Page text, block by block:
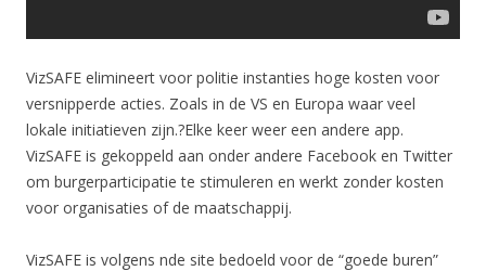
VizSAFE elimineert voor politie instanties hoge kosten voor
versnipperde acties. Zoals in de VS en Europa waar veel
lokale initiatieven zijn.?Elke keer weer een andere app.
VizSAFE is gekoppeld aan onder andere Facebook en Twitter
om burgerparticipatie te stimuleren en werkt zonder kosten
voor organisaties of de maatschappij.
VizSAFE is volgens nde site bedoeld voor de “goede buren”